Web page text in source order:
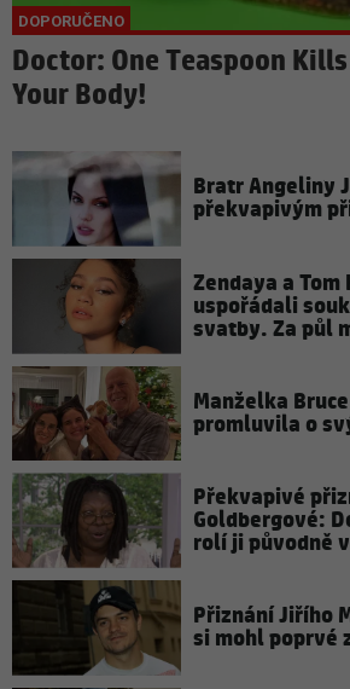
Doctor: One Teaspoon
Your Body!
Bratr Angeliny
překvapivým
Zendaya a Tom
uspořádali
svatby. Za půl
Manželka
promluvila o
Překvapivé
Goldbergové:
rolí ji původně
Přiznání Jiřího
si mohl poprvé